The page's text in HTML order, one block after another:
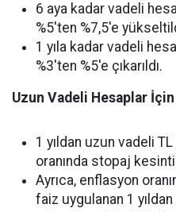
6 aya kadar vadeli
%5'ten %7,5'e
1 yıla kadar vadeli
%3'ten %5'e çıkarıldı.
Uzun Vadeli Hesaplar
1 yıldan uzun vadeli
oranında stopaj
Ayrıca, enflasyon
faiz uygulanan 1